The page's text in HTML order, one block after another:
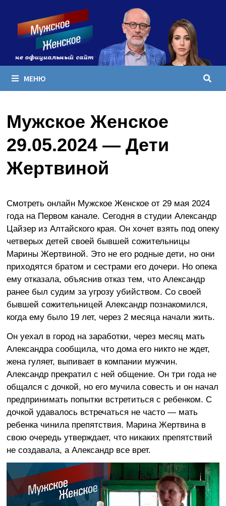
содержимому
МЕНЮ
Мужское Женское
29.05.2024 — Дети
Жертвиной
Смотреть онлайн Мужское Женское от 29 мая 2024
года на Первом канале. Сегодня в студии Александр
Цайзер из Алтайского края. Он хочет взять под опеку
четверых детей своей бывшей сожительницы
Марины Жертвиной. Это не его родные дети, но они
приходятся братом и сестрами его дочери. Но опека
ему отказала, объяснив отказ тем, что Александр
ранее был судим за угрозу убийством. Со своей
бывшей сожительницей Александр познакомился,
когда ему было 19 лет, через 2 месяца начали жить.
Он уехал в город на заработки, через месяц мать
Александра сообщила, что дома его никто не ждет,
жена гуляет, выпивает в компании мужчин.
Александр прекратил с ней общение. Он три года не
общался с дочкой, но его мучила совесть и он начал
предпринимать попытки встретиться с ребенком. С
дочкой удавалось встречаться не часто — мать
ребенка чинила препятствия. Марина Жертвина в
свою очередь утверждает, что никаких препятствий
не создавала, а Александр все врет.